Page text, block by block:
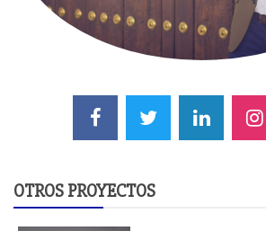
OTROS PROYECTOS